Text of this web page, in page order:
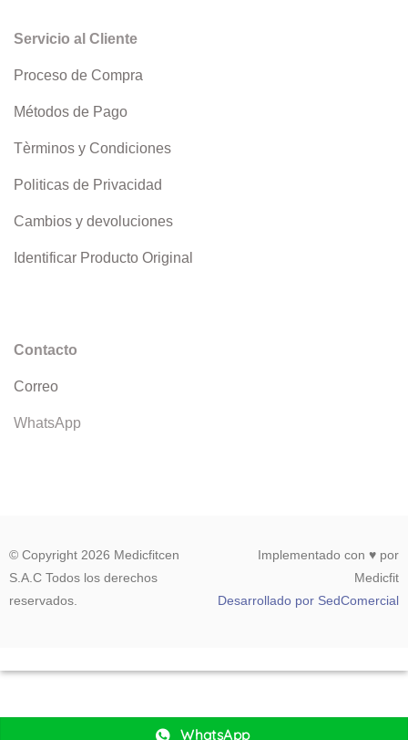
Servicio al Cliente
Proceso de Compra
Métodos de Pago
Tèrminos y Condiciones
Politicas de Privacidad
Cambios y devoluciones
Identificar Producto Original
Contacto
Correo
WhatsApp
© Copyright 2026 Medicfitcen
S.A.C Todos los derechos
reservados.
Implementado con ♥ por
Medicfit
Desarrollado por SedComercial
WhatsApp